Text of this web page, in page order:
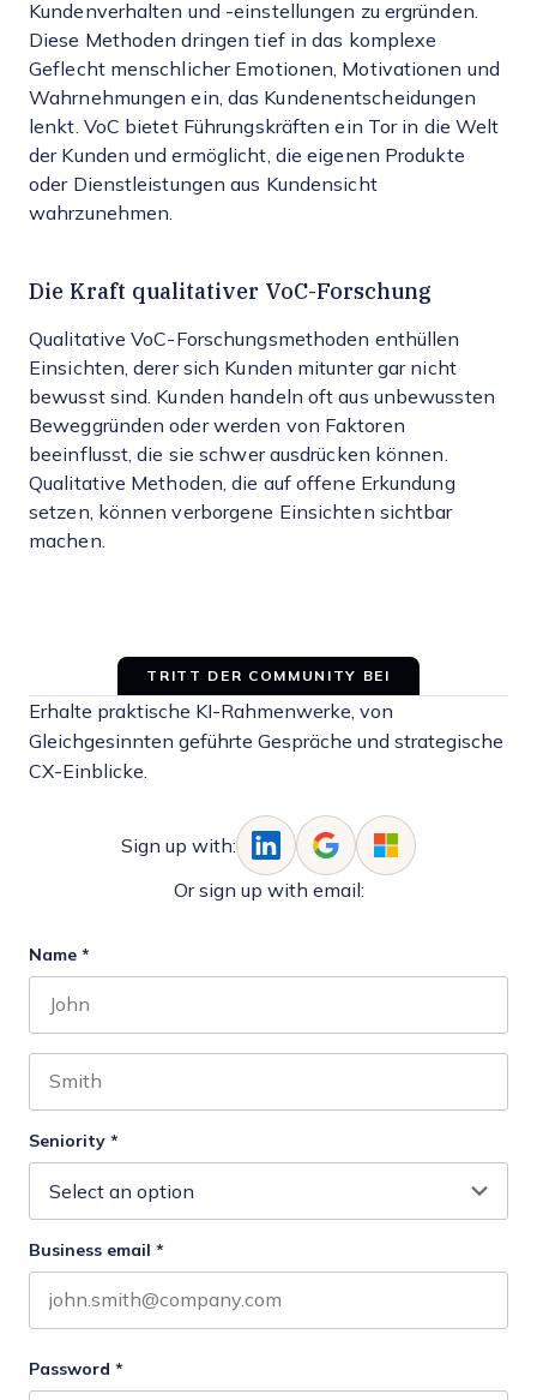
Kundenverhalten und -einstellungen zu ergründen.
Diese Methoden dringen tief in das komplexe
Geflecht menschlicher Emotionen, Motivationen und
Wahrnehmungen ein, das Kundenentscheidungen
lenkt. VoC bietet Führungskräften ein Tor in die Welt
der Kunden und ermöglicht, die eigenen Produkte
oder Dienstleistungen aus Kundensicht
wahrzunehmen.
Die Kraft qualitativer VoC-Forschung
Qualitative VoC-Forschungsmethoden enthüllen
Einsichten, derer sich Kunden mitunter gar nicht
bewusst sind. Kunden handeln oft aus unbewussten
Beweggründen oder werden von Faktoren
beeinflusst, die sie schwer ausdrücken können.
Qualitative Methoden, die auf offene Erkundung
setzen, können verborgene Einsichten sichtbar
machen.
TRITT DER COMMUNITY BEI
Erhalte praktische KI-Rahmenwerke, von
Gleichgesinnten geführte Gespräche und strategische
CX-Einblicke.
Sign up with:
Or sign up with email:
Name *
Seniority *
Business email *
Password *